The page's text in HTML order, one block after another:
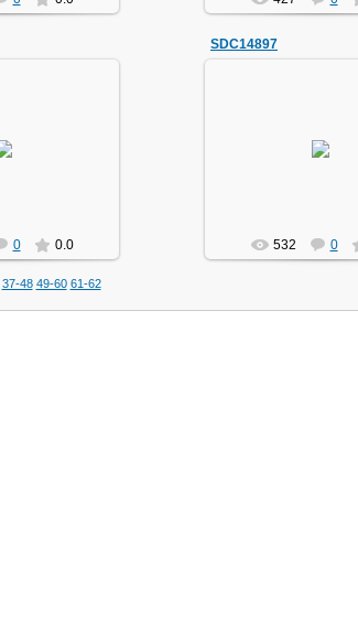
0 0.0
SDC14897
532 0
37-48 49-60 61-62